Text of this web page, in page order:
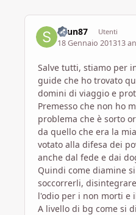
shun87 Utenti
18 Gennaio 201313
Salve tutti, stiamo per
guide che ho trovato
domini di viaggio e
Premesso che non ho
problema che è sorto
da quello che era la
votato alla difesa dei
anche dal fede e dai
Quindi come diamine
soccorrerli,
l'odio per i non morti e
A livello di bg come si